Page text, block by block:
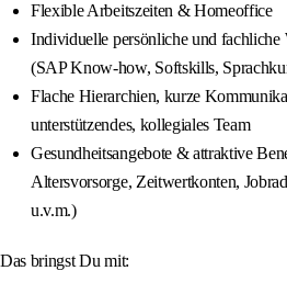
Flexible Arbeitszeiten & Homeoffice
Individuelle persönliche und
(SAP Know-how, Softskills,
Flache Hierarchien, kurze
unterstützendes, kollegiales Team
Gesundheitsangebote & attraktive
Altersvorsorge, Zeitwertkonten,
u.v.m.)
Das bringst Du mit: